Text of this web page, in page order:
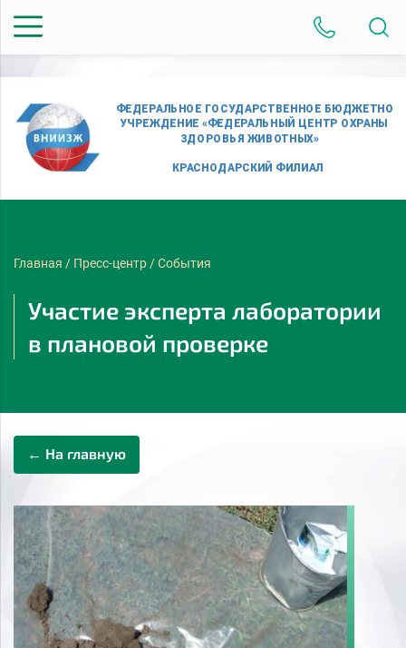
Главная / Пресс-центр /События
Участие эксперта лаборатории
в плановой проверке
← На главную